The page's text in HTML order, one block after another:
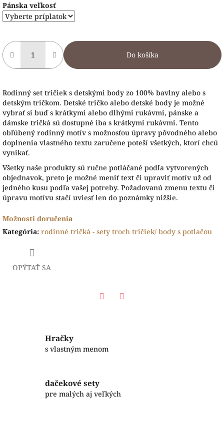
Pánska veľkosť
Do košíka
Rodinný set tričiek s detskými body zo 100% bavlny alebo s
detským tričkom. Detské tričko alebo detské body je možné
vybrať si buď s krátkymi alebo dlhými rukávmi, pánske a
dámske tričká sú dostupné iba s krátkymi rukávmi. Tento
obľúbený rodinný motív s možnosťou úpravy pôvodného alebo
doplnenia vlastného textu zaručene poteší všetkých, ktorí chcú
vynikať.
Všetky naše produkty sú ručne potláčané podľa vytvorených
objednavok, preto je možné meniť text či upraviť motív už od
jedného kusu podľa vašej potreby. Požadovanú zmenu textu či
úpravu motívu stačí uviesť len do poznámky nižšie.
Možnosti doručenia
Kategória: rodinné tričká - sety troch tričiek/ body s potlačou
OPÝTAŤ SA
Hračky
s vlastným menom
dačekové sety
pre malých aj veľkých